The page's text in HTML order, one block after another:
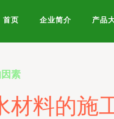
首页 企业简介 产品
素
料的施